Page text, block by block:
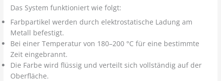
Das System funktioniert wie folgt:
Farbpartikel werden durch elektrostatische Ladung am
Metall befestigt.
Bei einer Temperatur von 180–200 °C für eine bestimmte
Zeit eingebrannt.
Die Farbe wird flüssig und verteilt sich vollständig auf der
Oberfläche.